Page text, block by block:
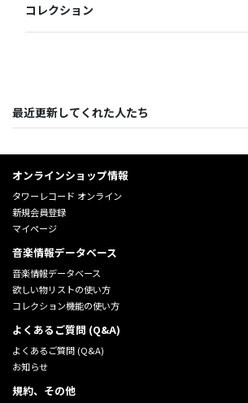
コレクション
最近更新してくれた人たち
オンラインショップ情報
タワーレコード オンライン
新規会員登録
マイページ
音楽情報データベース
音楽情報データベース
欲しい物リストの使い方
コレクション機能の使い方
よくあるご質問 (Q&A)
よくあるご質問 (Q&A)
お知らせ
規約、その他